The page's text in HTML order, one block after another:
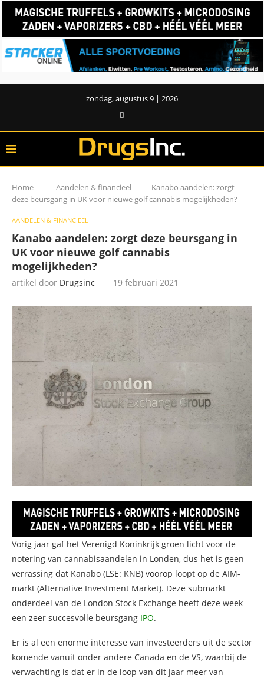
zondag, augustus 9 | 2026
Home Aandelen & financieel
Kanabo aandelen: zorgt
deze beursgang in UK voor nieuwe golf cannabis mogelijkheden?
AANDELEN & FINANCIEEL
Kanabo aandelen: zorgt deze beursgang in
UK voor nieuwe golf cannabis
mogelijkheden?
artikel door Drugsinc 19 februari 2021
Vorig jaar gaf het Verenigd Koninkrijk groen licht voor de
notering van cannabisaandelen in Londen, dus het is geen
verrassing dat Kanabo (LSE: KNB) voorop loopt op de AIM-
markt (Alternative Investment Market). Deze submarkt
onderdeel van de London Stock Exchange heeft deze week
een zeer succesvolle beursgang IPO.
Er is al een enorme interesse van investeerders uit de sector
komende vanuit onder andere Canada en de VS, waarbij de
verwachting is dat er in de loop van dit jaar meer van